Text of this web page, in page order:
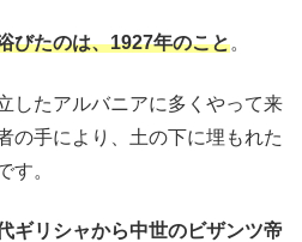
びたのは、1927年のこと。
したアルバニアに多くやって来
の手により、土の下に埋もれた
す。
ギリシャから中世のビザンツ帝